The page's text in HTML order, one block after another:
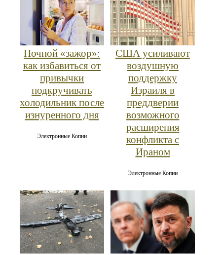
Ночной «зажор»:
как избавиться от
привычки
подкручивать
холодильник после
изнуренного дня
Электронные Копии
США усиливают
воздушную
поддержку
Израиля в
преддверии
возможного
расширения
конфликта с
Ираном
Электронные Копии